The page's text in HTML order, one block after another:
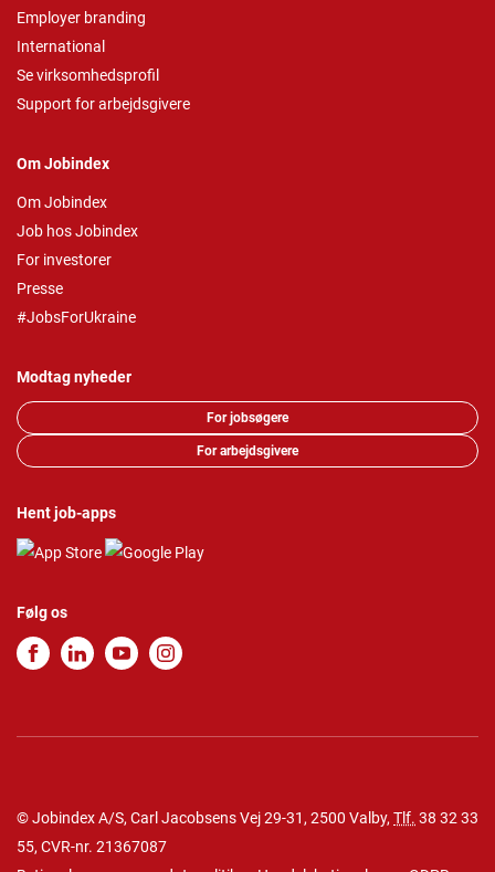
Employer branding
International
Se virksomhedsprofil
Support for arbejdsgivere
Om Jobindex
Om Jobindex
Job hos Jobindex
For investorer
Presse
#JobsForUkraine
Modtag nyheder
For jobsøgere
For arbejdsgivere
Hent job-apps
Følg os
© Jobindex A/S, Carl Jacobsens Vej 29-31, 2500 Valby, Tlf. 38 32 33
55, CVR-nr. 21367087